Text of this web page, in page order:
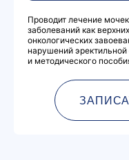
Проводит лечение
заболеваний как
онкологических
нарушений
и методического